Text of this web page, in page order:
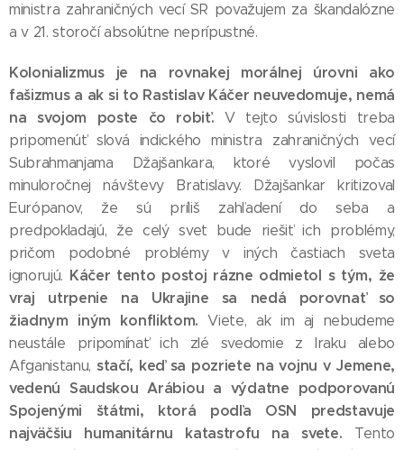
ministra zahraničných vecí SR považujem za škandalózne
a v 21. storočí absolútne neprípustné.
Kolonializmus je na rovnakej morálnej úrovni ako
fašizmus a ak si to Rastislav Káčer neuvedomuje, nemá
na svojom poste čo robiť. V tejto súvislosti treba
pripomenúť slová indického ministra zahraničných vecí
Subrahmanjama Džajšankara, ktoré vyslovil počas
minuloročnej návštevy Bratislavy. Džajšankar kritizoval
Európanov, že sú príliš zahľadení do seba a
predpokladajú, že celý svet bude riešiť ich problémy,
pričom podobné problémy v iných častiach sveta
ignorujú. Káčer tento postoj rázne odmietol s tým, že
vraj utrpenie na Ukrajine sa nedá porovnať so
žiadnym iným konfliktom. Viete, ak im aj nebudeme
neustále pripomínať ich zlé svedomie z Iraku alebo
Afganistanu, stačí, keď sa pozriete na vojnu v Jemene,
vedenú Saudskou Arábiou a výdatne podporovanú
Spojenými štátmi, ktorá podľa OSN predstavuje
najväčšiu humanitárnu katastrofu na svete. Tento